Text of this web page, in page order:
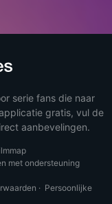
serie fans die naar
gratis, vul de
aanbevelingen.
met ondersteuning
· Persoonlijke